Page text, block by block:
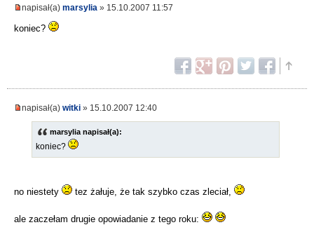
napisał(a) marsylia » 15.10.2007 11:57
koniec?
napisał(a) witki » 15.10.2007 12:40
marsylia napisał(a):
koniec?
no niestety tez żałuje, że tak szybko czas zleciał,
ale zaczełam drugie opowiadanie z tego roku: